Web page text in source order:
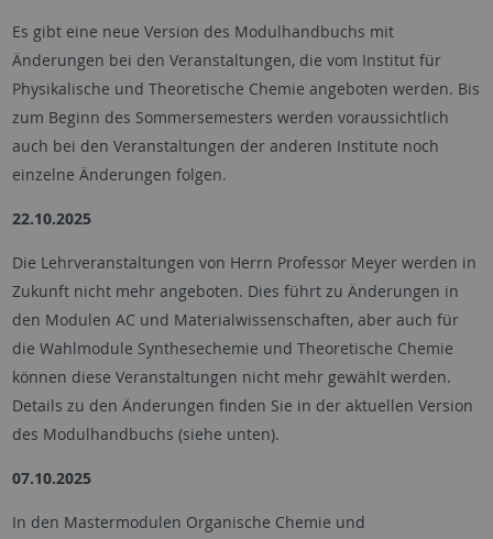
Es gibt eine neue Version des Modulhandbuchs mit
Änderungen bei den Veranstaltungen, die vom Institut für
Physikalische und Theoretische Chemie angeboten werden. Bis
zum Beginn des Sommersemesters werden voraussichtlich
auch bei den Veranstaltungen der anderen Institute noch
einzelne Änderungen folgen.
22.10.2025
Die Lehrveranstaltungen von Herrn Professor Meyer werden in
Zukunft nicht mehr angeboten. Dies führt zu Änderungen in
den Modulen AC und Materialwissenschaften, aber auch für
die Wahlmodule Synthesechemie und Theoretische Chemie
können diese Veranstaltungen nicht mehr gewählt werden.
Details zu den Änderungen finden Sie in der aktuellen Version
des Modulhandbuchs (siehe unten).
07.10.2025
In den Mastermodulen Organische Chemie und